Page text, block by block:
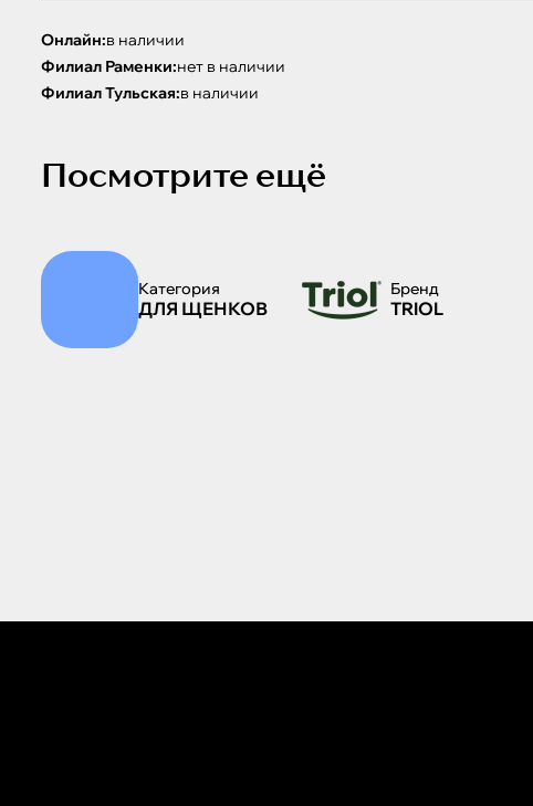
Онлайн:в наличии
Филиал Раменки:нет в наличии
Филиал Тульская:в наличии
Посмотрите ещё
Категория
ДЛЯ ЩЕНКОВ
Бренд
TRIOL